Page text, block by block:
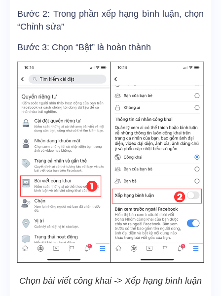
Bước 2: Trong phần xếp hạng bình luận, chọn
“Chỉnh sửa”
Bước 3: Chọn “Bật” là hoàn thành
Chọn bài viết công khai -> Xếp hạng bình luận